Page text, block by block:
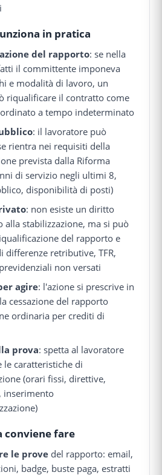
in pratica
del rapporto: se nella
il committente imponeva
e modalità di lavoro, un
riqualificare il contratto come
a tempo indeterminato
: il lavoratore può
rientra nei requisiti della
prevista dalla Riforma
di servizio negli ultimi 8,
disponibilità di posti)
: non esiste un diritto
alla stabilizzazione, ma si può
del rapporto e
differenze retributive, TFR,
non versati
agire: l'azione si prescrive in
cessazione del rapporto
ordinaria per crediti di
prova: spetta al lavoratore
le caratteristiche di
(orari fissi, direttive,
inserimento
conviene fare
le prove del rapporto: email,
badge, buste paga, estratti